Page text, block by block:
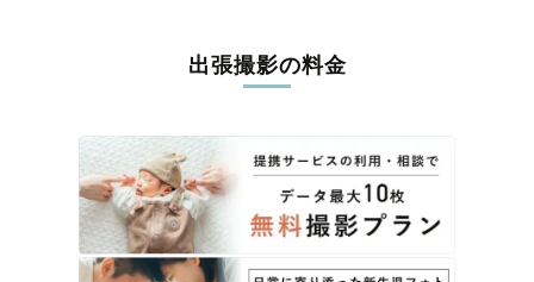
ィを身につけたプロのカメラマンが全国47都道府県に在籍してい
ます。創業10年のノウハウを活かし、思い出に残る素敵な撮影体
丁寧なレタッチで思い出を美しく仕上げます
撮影後は、独自の編集技術で写真の明るさや色合いを丁寧に調
整。自然な雰囲気を残しつつも、おしゃれで洗練された仕上がり
に。きっと「こんな写真を撮ってほしかった！」と思える一枚に
出張撮影の料金